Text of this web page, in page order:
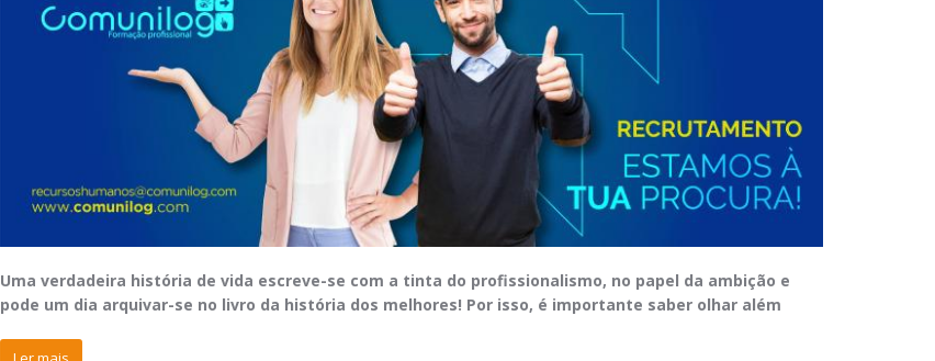
Uma verdadeira história de vida escreve-se com a tinta do profissionalismo, no papel da ambição e
pode um dia arquivar-se no livro da história dos melhores! Por isso, é importante saber olhar além